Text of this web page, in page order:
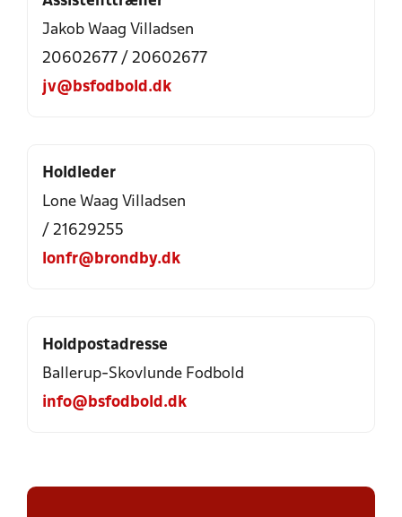
Jakob Waag Villadsen
20602677 / 20602677
jv@bsfodbold.dk
Holdleder
Lone Waag Villadsen
/ 21629255
lonfr@brondby.dk
Holdpostadresse
Ballerup-Skovlunde Fodbold
info@bsfodbold.dk